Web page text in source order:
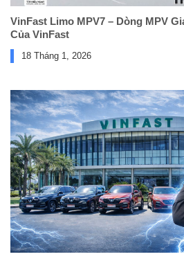
VinFast Limo MPV7 – Dòng MPV
Của VinFast
18 Tháng 1, 2026